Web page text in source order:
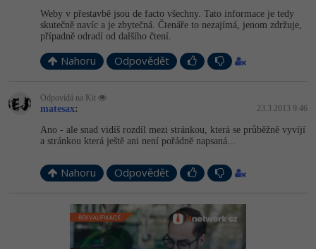
Weby v přestavbě jsou de facto všechny. Tato informace je tedy
skutečně navíc a je zbytečná. Čtenáře to nezajímá, jenom zdržuje,
případně odradí od dalšího čtení.
Nahoru Odpovědět
Odpovídá na Kit
matesax: 23.3.2013 9:46
Ano - ale snad vidíš rozdíl mezi stránkou, která se průběžně vyvíjí
a stránkou která ještě ani není pořádně napsaná...
Nahoru Odpovědět